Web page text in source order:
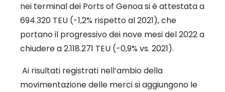
nei terminal dei Ports of Genoa si è attestata a
694.320 TEU (-1,2% rispetto al 2021), che
portano il progressivo dei nove mesi del 2022 a
chiudere a 2.118.271 TEU (-0,9% vs. 2021).
Ai risultati registrati nell’ambio della
movimentazione delle merci si aggiungono le